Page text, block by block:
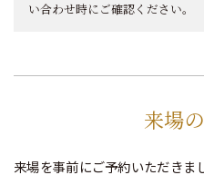
い合わせ時にご確認ください。
来場
来場を事前にご予約いただきま